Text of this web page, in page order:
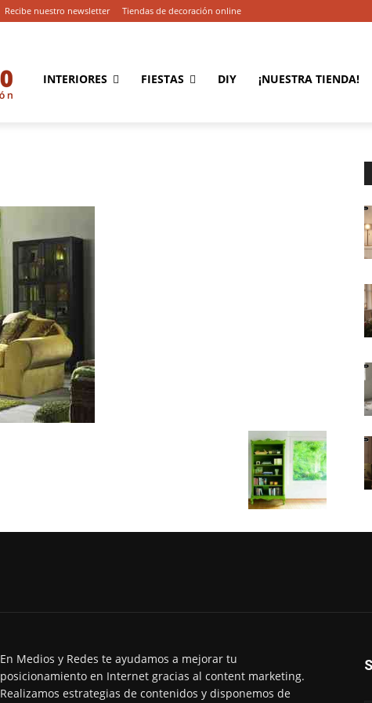
Recibe nuestro newsletter Tiendas de decoración online
INTERIORES FIESTAS DIY ¡NUESTRA TIENDA!
En Medios y Redes te ayudamos a mejorar tu
posicionamiento en Internet gracias al content marketing.
Realizamos estrategias de contenidos y disponemos de